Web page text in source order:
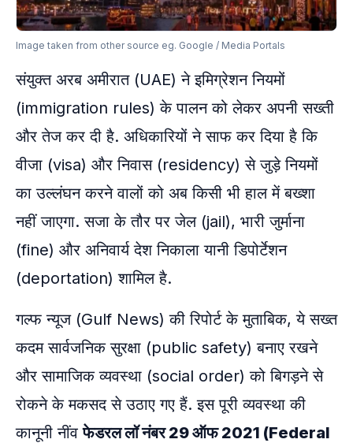
Image taken from other source eg. Google / Media Portals
संयुक्त अरब अमीरात (UAE) ने इमिग्रेशन नियमों
(immigration rules) के पालन को लेकर अपनी सख्ती
और तेज कर दी है. अधिकारियों ने साफ कर दिया है कि
वीजा (visa) और निवास (residency) से जुड़े नियमों
का उल्लंघन करने वालों को अब किसी भी हाल में बख्शा
नहीं जाएगा. सजा के तौर पर जेल (jail), भारी जुर्माना
(fine) और अनिवार्य देश निकाला यानी डिपोर्टेशन
(deportation) शामिल है.
गल्फ न्यूज (Gulf News) की रिपोर्ट के मुताबिक, ये सख्त
कदम सार्वजनिक सुरक्षा (public safety) बनाए रखने
और सामाजिक व्यवस्था (social order) को बिगड़ने से
रोकने के मकसद से उठाए गए हैं. इस पूरी व्यवस्था की
कानूनी नींवफेडरल लॉ नंबर 29 ऑफ 2021 (Federal